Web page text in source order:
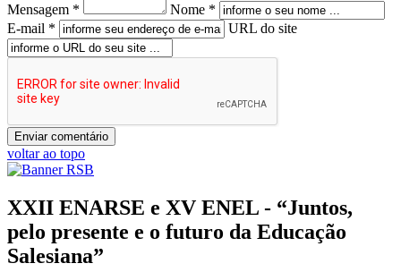
Mensagem *
Nome *
E-mail *
URL do site
voltar ao topo
XXII ENARSE e XV ENEL - “Juntos,
pelo presente e o futuro da Educação
Salesiana”